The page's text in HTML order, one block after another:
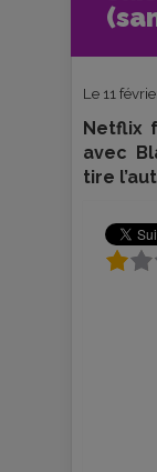
(sans
Le 11
Netflix
avec
tire